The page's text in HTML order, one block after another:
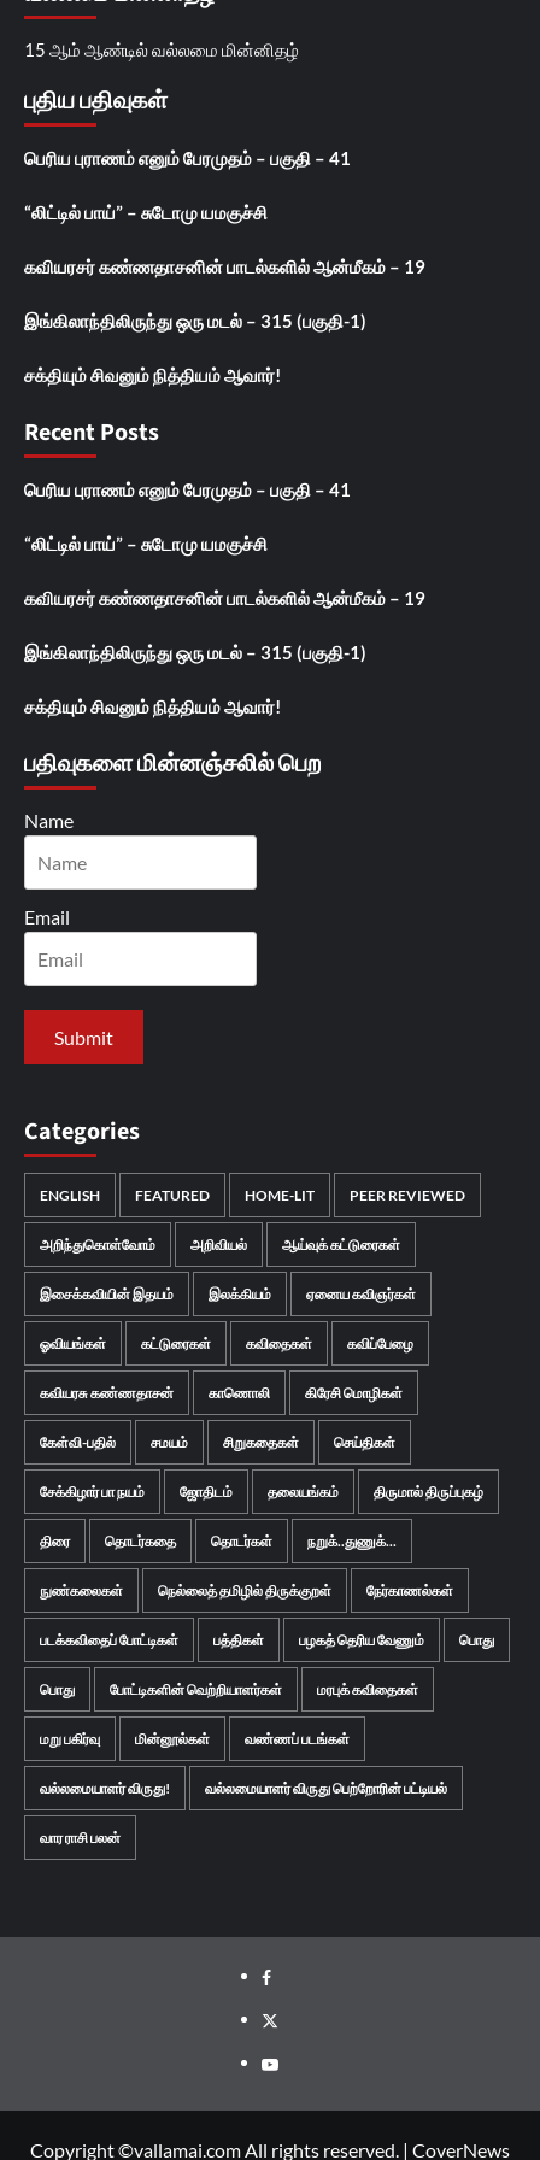
15 ஆம் ஆண்டில் வல்லமை மின்னிதழ்
புதிய பதிவுகள்
பெரிய புராணம் எனும் பேரமுதம் – பகுதி – 41
“லிட்டில் பாய்” – சுடோமு யமகுச்சி
கவியரசர் கண்ணதாசனின் பாடல்களில் ஆன்மீகம் – 19
இங்கிலாந்திலிருந்து ஒரு மடல் – 315 (பகுதி-1)
சக்தியும் சிவனும் நித்தியம் ஆவார்!
Recent Posts
பெரிய புராணம் எனும் பேரமுதம் – பகுதி – 41
“லிட்டில் பாய்” – சுடோமு யமகுச்சி
கவியரசர் கண்ணதாசனின் பாடல்களில் ஆன்மீகம் – 19
இங்கிலாந்திலிருந்து ஒரு மடல் – 315 (பகுதி-1)
சக்தியும் சிவனும் நித்தியம் ஆவார்!
பதிவுகளை மின்னஞ்சலில் பெற
Name
Email
Categories
ENGLISH FEATURED HOME-LIT PEER REVIEWED
அறிந்துகொள்வோம் அறிவியல் ஆய்வுக் கட்டுரைகள்
இசைக்கவியின் இதயம் இலக்கியம் ஏனைய கவிஞர்கள்
ஓவியங்கள் கட்டுரைகள் கவிதைகள் கவிப்பேழை
கவியரசு கண்ணதாசன் காணொலி கிரேசி மொழிகள்
கேள்வி-பதில் சமயம் சிறுகதைகள் செய்திகள்
சேக்கிழார் பா நயம் ஜோதிடம் தலையங்கம் திருமால் திருப்புகழ்
திரை தொடர்கதை தொடர்கள் நறுக்..துணுக்...
நுண்கலைகள் நெல்லைத் தமிழில் திருக்குறள் நேர்காணல்கள்
படக்கவிதைப் போட்டிகள் பத்திகள் பழகத் தெரிய வேணும் பொது
பொது போட்டிகளின் வெற்றியாளர்கள் மரபுக் கவிதைகள்
மறு பகிர்வு மின்னூல்கள் வண்ணப் படங்கள்
வல்லமையாளர் விருது! வல்லமையாளர் விருது பெற்றோரின் பட்டியல்
வார ராசி பலன்
Facebook
Twitter
Youtube
Copyright ©vallamai.com All rights reserved. | CoverNews